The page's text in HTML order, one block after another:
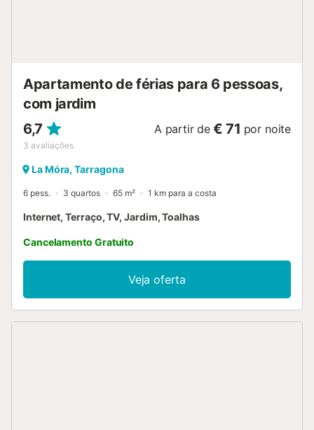
Apartamento de férias para 6 pessoas,
com jardim
6,7
3 avaliações
A partir de € 71 por noite
La Móra, Tarragona
6 pess. 3 quartos 65 m² 1 km para a costa
Internet, Terraço, TV, Jardim, Toalhas
Cancelamento Gratuito
Veja oferta